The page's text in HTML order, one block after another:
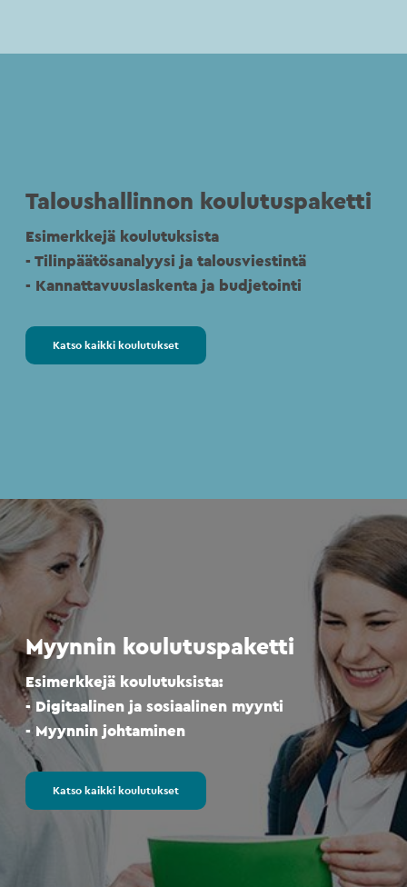
Taloushallinnon koulutuspaketti
Esimerkkejä koulutuksista
- Tilinpäätösanalyysi ja talousviestintä
- Kannattavuuslaskenta ja budjetointi
Katso kaikki koulutukset
Myynnin koulutuspaketti
Esimerkkejä koulutuksista:
- Digitaalinen ja sosiaalinen myynti
- Myynnin johtaminen
Katso kaikki koulutukset